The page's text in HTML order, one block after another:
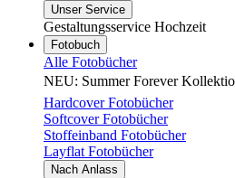
Unser Service
Gestaltungsservice Hochzeit
Fotobuch
Alle Fotobücher
NEU: Summer Forever
Hardcover Fotobücher
Softcover Fotobücher
Stoffeinband Fotobücher
Layflat Fotobücher
Nach Anlass